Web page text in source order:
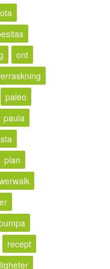
ont
paleo
paula
plan
recept